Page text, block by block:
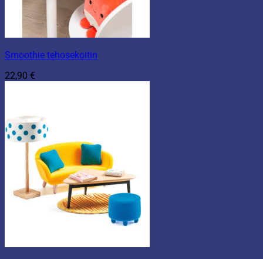
Smoothie tehosekoitin
22,90 €